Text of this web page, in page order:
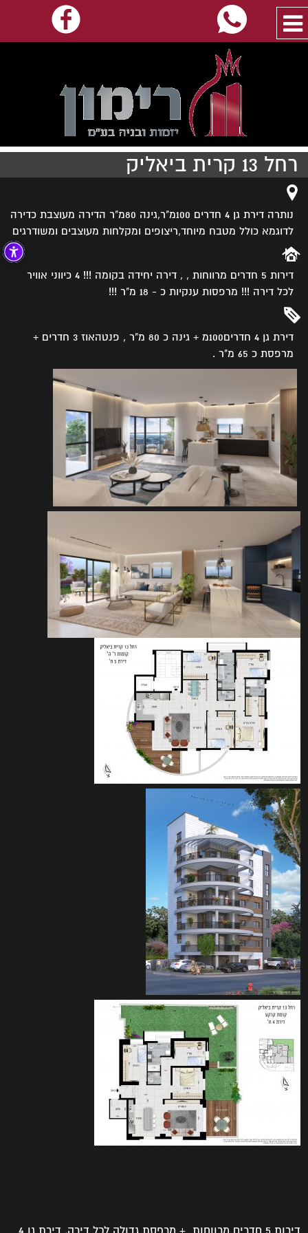
רחל 13 קרית ביאליק
נותרה דירת גן 4 חדרים 100מ"ר,גינה 80מ"ר הדירה מעוצבת כדירה
לדוגמא כולל מטבח מיוחד,ריצופים ומקלחות מעוצבים ומשודרגים
דירות 5 חדרים מרווחות , , דירה יחידה בקומה !!! 4 כיווני אוויר
לכל דירה !!! מרפסות ענקיות כ - 18 מ"ר !!!
דירת גן 4 חדרים100מ + גינה כ 80 מ"ר , פנטהאוז 3 חדרים +
מרפסת כ 65 מ"ר .